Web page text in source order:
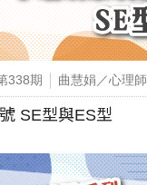
338期 曲慧娟／心理師
SE型與ES型